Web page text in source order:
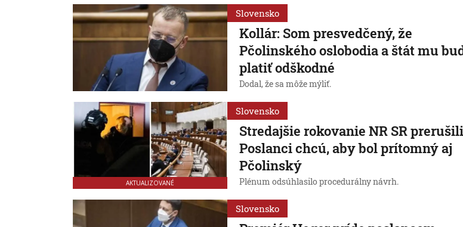
Slovensko
Kollár: Som presvedčený, že
Pčolinského oslobodia a štát mu
platiť odškodné
Dodal, že sa môže mýliť.
AKTUALIZOVANÉ
Slovensko
Stredajšie rokovanie NR SR
Poslanci chcú, aby bol prítomný aj
Pčolinský
Plénum odsúhlasilo procedurálny návrh.
Slovensko